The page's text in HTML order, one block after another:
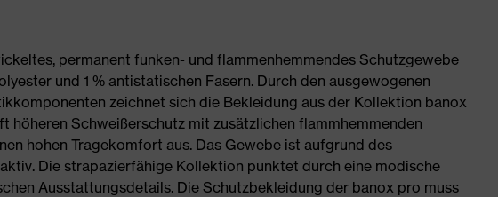
permanent funken- und flammenhemmendes Schutzgewebe
und 1 % antistatischen Fasern. Durch den ausgewogenen
zeichnet sich die Bekleidung aus der Kollektion banox
höheren Schweißerschutz mit zusätzlichen flammhemmenden
hohen Tragekomfort aus. Das Gewebe ist aufgrund des
Die strapazierfähige Kollektion punktet durch eine modische
Ausstattungsdetails. Die Schutzbekleidung der banox pro muss